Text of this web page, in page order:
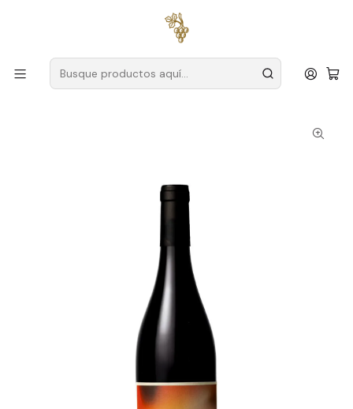
para pedidos superiores a
Productores Tajo
Bodega ODE
Oda Bodega Touriga Nacional 2023 Vino Tinto Tejo 75cl